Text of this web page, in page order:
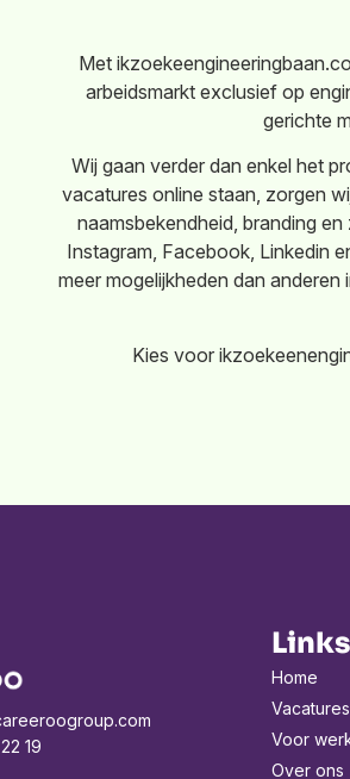
Met
arbeidsmarkt exclusief op
gerichte
Wij gaan verder dan enkel het
vacatures online staan, zorgen
naamsbekendheid, branding
Instagram, Facebook, Linkedin
meer mogelijkheden dan
Kies voor
19
Links
Home
Vacatures
Voor
Over ons